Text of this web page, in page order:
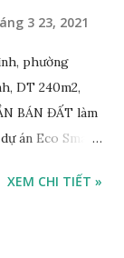
3 23, 2021
phường
DT 240m2,
BÁN ĐẤT làm
án Eco Smart
tô tránh nhau;
XEM CHI TIẾT »